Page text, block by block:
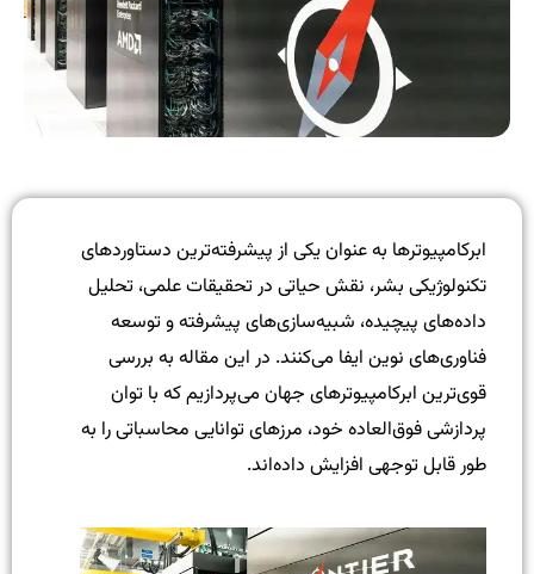
ابرکامپیوترها به عنوان یکی از پیشرفته‌ترین دستاوردهای
تکنولوژیکی بشر، نقش حیاتی در تحقیقات علمی، تحلیل
داده‌های پیچیده، شبیه‌سازی‌های پیشرفته و توسعه
فناوری‌های نوین ایفا می‌کنند. در این مقاله به بررسی
قوی‌ترین ابرکامپیوترهای جهان می‌پردازیم که با توان
پردازشی فوق‌العاده خود، مرزهای توانایی محاسباتی را به
طور قابل توجهی افزایش داده‌اند.